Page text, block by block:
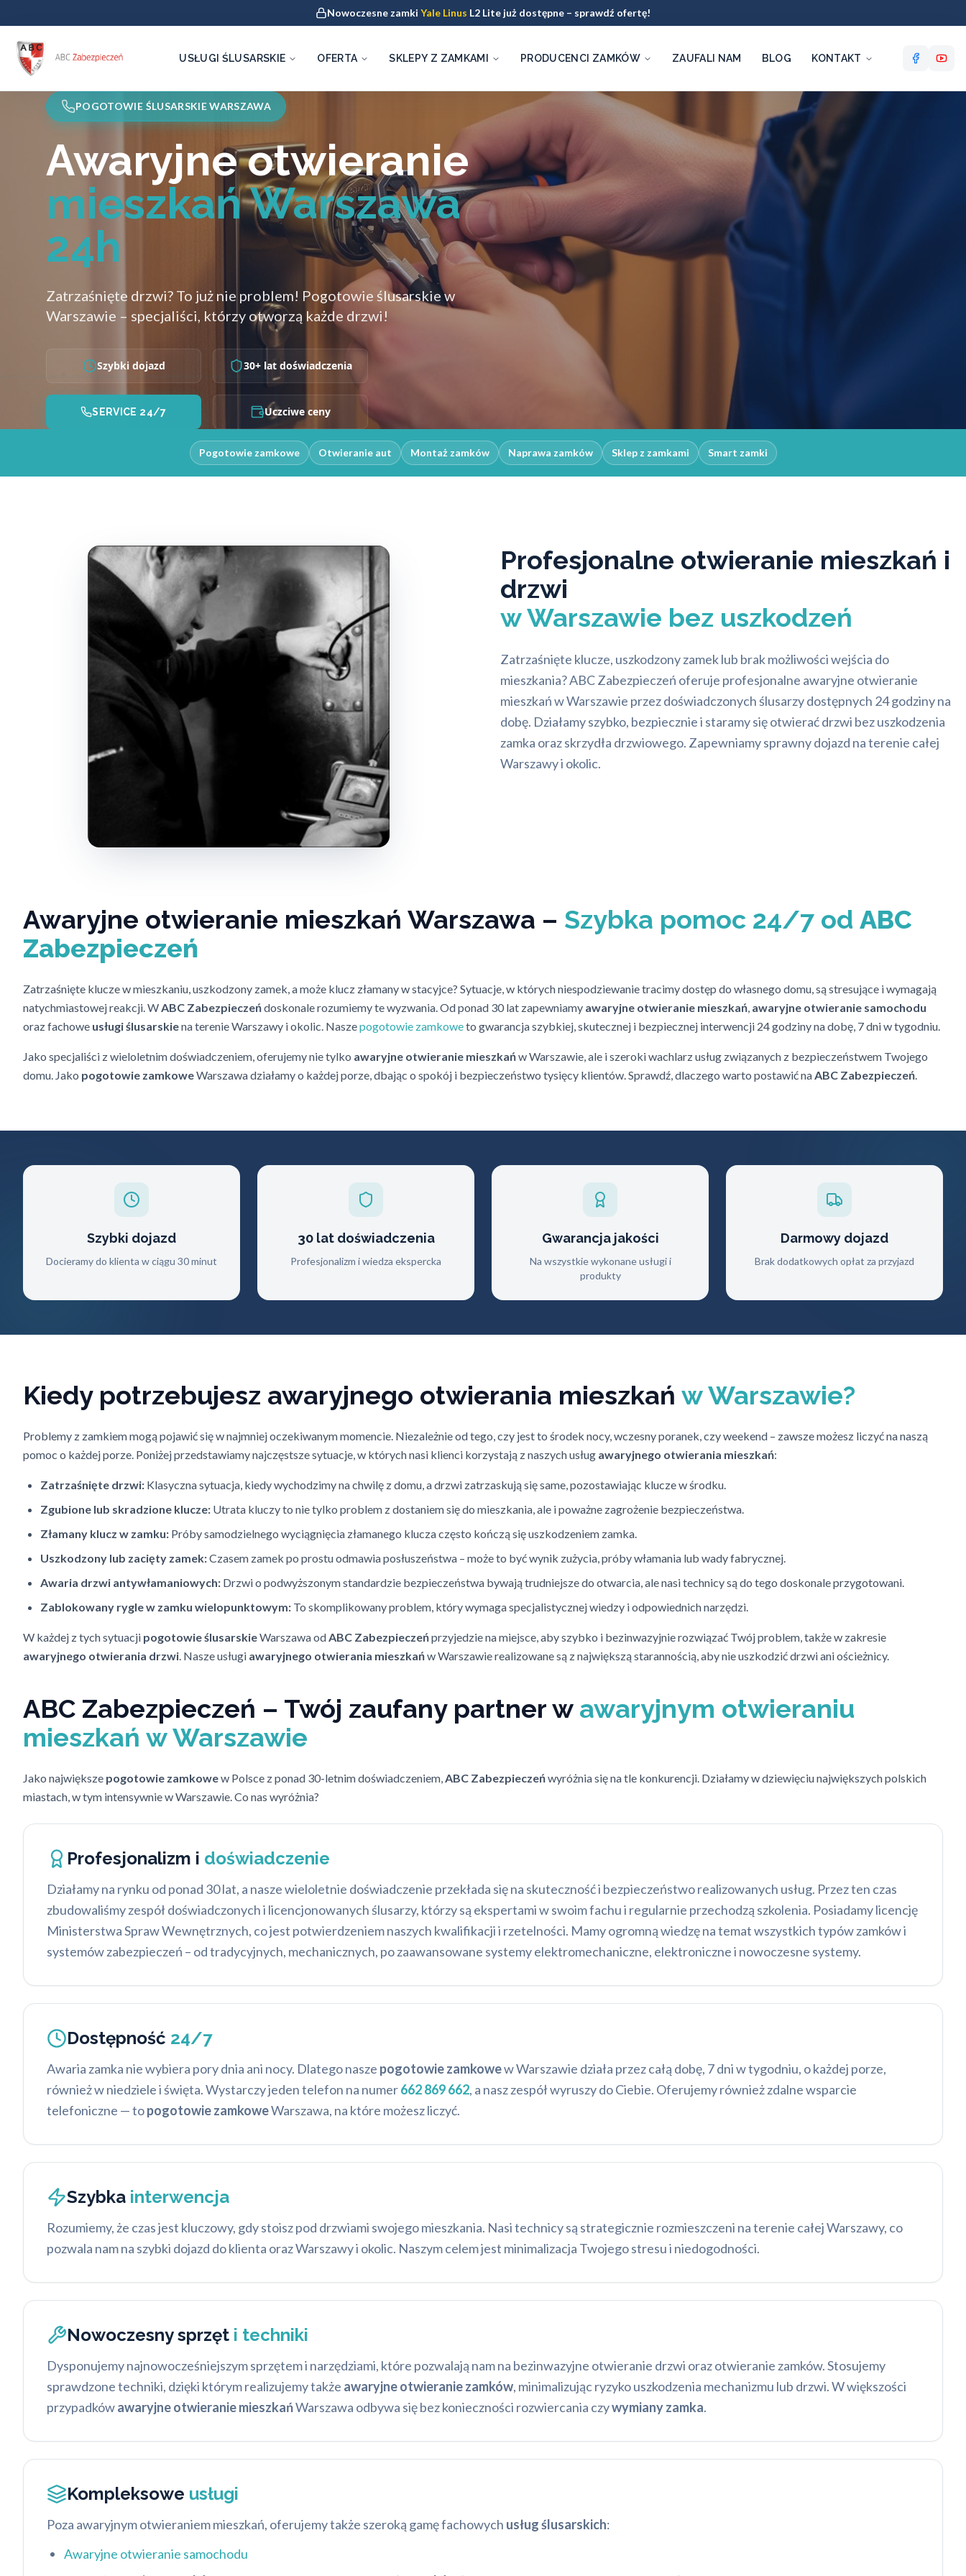
Nowoczesne zamki Yale Linus L2 Lite już dostępne – sprawdź ofertę!
USŁUGI ŚLUSARSKIE OFERTA SKLEPY Z ZAMKAMI PRODUCENCI ZAMKÓW ZAUFALI NAM BLOG KONTAKT
POGOTOWIE ŚLUSARSKIE WARSZAWA
Awaryjne otwieranie
mieszkań Warszawa
24h
Zatrzaśnięte drzwi? To już nie problem! Pogotowie ślusarskie w
Warszawie – specjaliści, którzy otworzą każde drzwi!
Szybki dojazd 30+ lat doświadczenia
SERVICE 24/7 Uczciwe ceny
Pogotowie zamkowe Otwieranie aut Montaż zamków Naprawa zamków Sklep z zamkami Smart zamki
Profesjonalne otwieranie mieszkań i
drzwi
w Warszawie bez uszkodzeń
Zatrzaśnięte klucze, uszkodzony zamek lub brak możliwości wejścia do
mieszkania? ABC Zabezpieczeń oferuje profesjonalne awaryjne otwieranie
mieszkań w Warszawie przez doświadczonych ślusarzy dostępnych 24 godziny na
dobę. Działamy szybko, bezpiecznie i staramy się otwierać drzwi bez uszkodzenia
zamka oraz skrzydła drzwiowego. Zapewniamy sprawny dojazd na terenie całej
Warszawy i okolic.
Awaryjne otwieranie mieszkań Warszawa – Szybka pomoc 24/7 od ABC
Zabezpieczeń
Zatrzaśnięte klucze w mieszkaniu, uszkodzony zamek, a może klucz złamany w stacyjce? Sytuacje, w których niespodziewanie tracimy dostęp do własnego domu, są stresujące i wymagają
natychmiastowej reakcji. WABC Zabezpieczeńdoskonale rozumiemy te wyzwania. Od ponad 30 lat zapewniamy awaryjne otwieranie mieszkań, awaryjne otwieranie samochodu
oraz fachowe usługi ślusarskiena terenie Warszawy i okolic. Naszepogotowie zamkoweto gwarancja szybkiej, skutecznej i bezpiecznej interwencji 24 godziny na dobę, 7 dni w tygodniu.
Jako specjaliści z wieloletnim doświadczeniem, oferujemy nie tylko awaryjne otwieranie mieszkańw Warszawie, ale i szeroki wachlarz usług związanych z bezpieczeństwem Twojego
domu. Jako pogotowie zamkoweWarszawa działamy o każdej porze, dbając o spokój i bezpieczeństwo tysięcy klientów. Sprawdź, dlaczego warto postawić naABC Zabezpieczeń.
Szybki dojazd
Docieramy do klienta w ciągu 30 minut
30 lat doświadczenia
Profesjonalizm i wiedza ekspercka
Gwarancja jakości
Na wszystkie wykonane usługi i
produkty
Darmowy dojazd
Brak dodatkowych opłat za przyjazd
Kiedy potrzebujesz awaryjnego otwierania mieszkań w Warszawie?
Problemy z zamkiem mogą pojawić się w najmniej oczekiwanym momencie. Niezależnie od tego, czy jest to środek nocy, wczesny poranek, czy weekend – zawsze możesz liczyć na naszą
pomoc o każdej porze. Poniżej przedstawiamy najczęstsze sytuacje, w których nasi klienci korzystają z naszych usług awaryjnego otwierania mieszkań:
Zatrzaśnięte drzwi: Klasyczna sytuacja, kiedy wychodzimy na chwilę z domu, a drzwi zatrzaskują się same, pozostawiając klucze w środku.
Zgubione lub skradzione klucze: Utrata kluczy to nie tylko problem z dostaniem się do mieszkania, ale i poważne zagrożenie bezpieczeństwa.
Złamany klucz w zamku: Próby samodzielnego wyciągnięcia złamanego klucza często kończą się uszkodzeniem zamka.
Uszkodzony lub zacięty zamek:Czasem zamek po prostu odmawia posłuszeństwa – może to być wynik zużycia, próby włamania lub wady fabrycznej.
Awaria drzwi antywłamaniowych: Drzwi o podwyższonym standardzie bezpieczeństwa bywają trudniejsze do otwarcia, ale nasi technicy są do tego doskonale przygotowani.
Zablokowany rygle w zamku wielopunktowym: To skomplikowany problem, który wymaga specjalistycznej wiedzy i odpowiednich narzędzi.
W każdej z tych sytuacji pogotowie ślusarskieWarszawa odABC Zabezpieczeńprzyjedzie na miejsce, aby szybko i bezinwazyjnie rozwiązać Twój problem, także w zakresie
awaryjnego otwierania drzwi. Nasze usługi awaryjnego otwierania mieszkańw Warszawie realizowane są z największą starannością, aby nie uszkodzić drzwi ani ościeżnicy.
ABC Zabezpieczeń – Twój zaufany partner w awaryjnym otwieraniu
mieszkań w Warszawie
Jako największe pogotowie zamkowew Polsce z ponad 30-letnim doświadczeniem,ABC Zabezpieczeńwyróżnia się na tle konkurencji. Działamy w dziewięciu największych polskich
miastach, w tym intensywnie w Warszawie. Co nas wyróżnia?
Profesjonalizm i doświadczenie
Działamy na rynku od ponad 30 lat, a nasze wieloletnie doświadczenie przekłada się na skuteczność i bezpieczeństwo realizowanych usług. Przez ten czas
zbudowaliśmy zespół doświadczonych i licencjonowanych ślusarzy, którzy są ekspertami w swoim fachu i regularnie przechodzą szkolenia. Posiadamy licencję
Ministerstwa Spraw Wewnętrznych, co jest potwierdzeniem naszych kwalifikacji i rzetelności. Mamy ogromną wiedzę na temat wszystkich typów zamków i
systemów zabezpieczeń – od tradycyjnych, mechanicznych, po zaawansowane systemy elektromechaniczne, elektroniczne i nowoczesne systemy.
Dostępność 24/7
Awaria zamka nie wybiera pory dnia ani nocy. Dlatego nasze pogotowie zamkowew Warszawie działa przez całą dobę, 7 dni w tygodniu, o każdej porze,
również w niedziele i święta. Wystarczy jeden telefon na numer662 869 662, a nasz zespół wyruszy do Ciebie. Oferujemy również zdalne wsparcie
telefoniczne — topogotowie zamkoweWarszawa, na które możesz liczyć.
Szybka interwencja
Rozumiemy, że czas jest kluczowy, gdy stoisz pod drzwiami swojego mieszkania. Nasi technicy są strategicznie rozmieszczeni na terenie całej Warszawy, co
pozwala nam na szybki dojazd do klienta oraz Warszawy i okolic. Naszym celem jest minimalizacja Twojego stresu i niedogodności.
Nowoczesny sprzęt i techniki
Dysponujemy najnowocześniejszym sprzętem i narzędziami, które pozwalają nam na bezinwazyjne otwieranie drzwi oraz otwieranie zamków. Stosujemy
sprawdzone techniki, dzięki którym realizujemy także awaryjne otwieranie zamków, minimalizując ryzyko uszkodzenia mechanizmu lub drzwi. W większości
przypadkówawaryjne otwieranie mieszkańWarszawa odbywa się bez konieczności rozwiercania czywymiany zamka.
Kompleksowe usługi
Poza awaryjnym otwieraniem mieszkań, oferujemy także szeroką gamę fachowych usług ślusarskich:
Awaryjne otwieranie samochodu